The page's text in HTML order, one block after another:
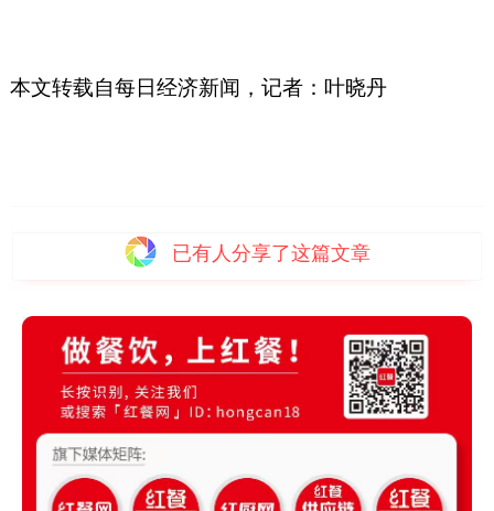
本文转载自每日经济新闻， 记者：叶晓丹
已有人分享了这篇文章